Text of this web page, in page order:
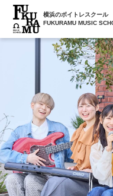
横浜のボイトレスクール
FUKURAMU MUSIC